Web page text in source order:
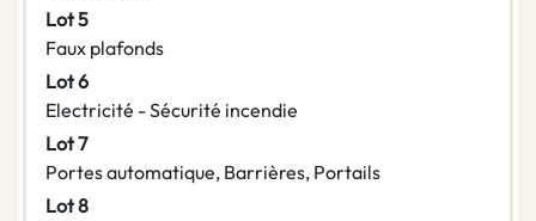
Lot 5
Faux plafonds
Lot 6
Electricité - Sécurité incendie
Lot 7
Portes automatique, Barrières, Portails
Lot 8